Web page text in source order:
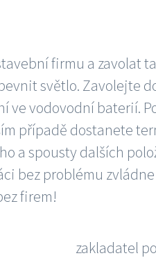
firmu a zavolat
světlo. Zavolejte
vodovodní baterií.
případě dostanete
a spousty dalších
bez problému
firem!
zakladatel